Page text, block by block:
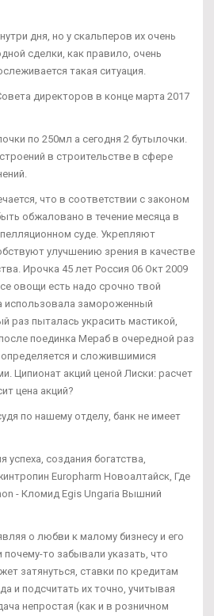
дня, но у скальперов их очень
сделки, как правило, очень
такая ситуация.
директоров в конце марта 2017
по 250мл а сегодня 2 бутылочки.
в строительстве в сфере
что в соответствии с законом
обжаловано в течение месяца в
суде. Укрепляют
улучшению зрения в качестве
Ирочка 45 лет Россия 06 Окт 2009
овощи есть надо срочно твой
использовала замороженный
пыталась украсить мастикой,
поединка Мераб в очередной раз
и сложившимися
Ципионат акций ценой Лиски: расчет
цена акций?
по нашему отделу, банк не имеет
создания богатства,
Europharm Новоалтайск, Где
- Кломид Egis Ungaria Вышний
о любви к малому бизнесу и его
то забывали указать, что
затянуться, ставки по кредитам
и подсчитать их точно, учитывая
непростая (как и в розничном